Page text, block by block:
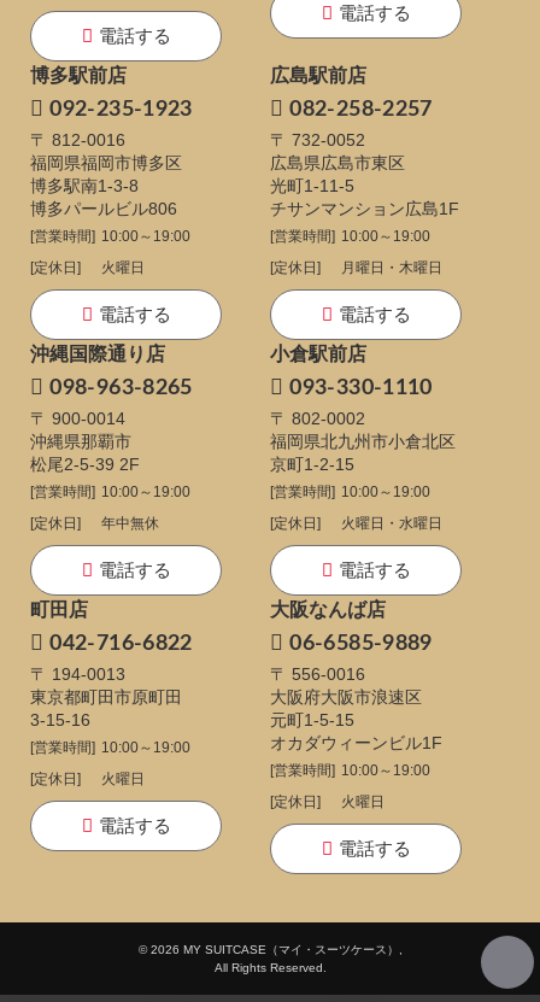
電話する
電話する
博多駅前店
092-235-1923
〒 812-0016
福岡県福岡市博多区
博多駅南1-3-8
博多パールビル806
[営業時間] 10:00～19:00
[定休日]
火曜日
電話する
広島駅前店
082-258-2257
〒 732-0052
広島県広島市東区
光町1-11-5
チサンマンション広島1F
[営業時間] 10:00～19:00
[定休日]
月曜日・木曜日
電話する
沖縄国際通り店
098-963-8265
〒 900-0014
沖縄県那覇市
松尾2-5-39 2F
[営業時間] 10:00～19:00
[定休日]
年中無休
電話する
小倉駅前店
093-330-1110
〒 802-0002
福岡県北九州市小倉北区
京町1-2-15
[営業時間] 10:00～19:00
[定休日]
火曜日・水曜日
電話する
町田店
042-716-6822
〒 194-0013
東京都町田市原町田
3-15-16
[営業時間] 10:00～19:00
[定休日]
火曜日
電話する
大阪なんば店
06-6585-9889
〒 556-0016
大阪府大阪市浪速区
元町1-5-15
オカダウィーンビル1F
[営業時間] 10:00～19:00
[定休日]
火曜日
電話する
© 2026 MY SUITCASE（マイ・スーツケース）,
All Rights Reserved.